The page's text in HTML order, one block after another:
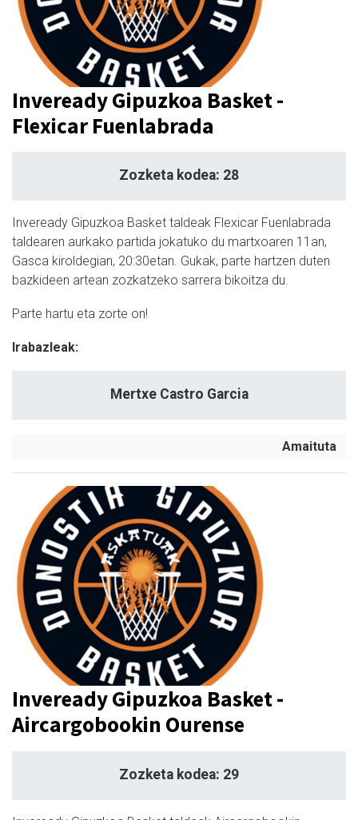
Inveready Gipuzkoa Basket -
Flexicar Fuenlabrada
Zozketa kodea: 28
Inveready Gipuzkoa Basket taldeak Flexicar Fuenlabrada
taldearen aurkako partida jokatuko du martxoaren 11an,
Gasca kiroldegian, 20:30etan. Gukak, parte hartzen duten
bazkideen artean zozkatzeko sarrera bikoitza du.
Parte hartu eta zorte on!
Irabazleak:
Mertxe Castro Garcia
Amaituta
Inveready Gipuzkoa Basket -
Aircargobookin Ourense
Zozketa kodea: 29